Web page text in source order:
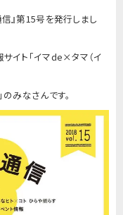
』第15号を発行しまし
イト「イマde×タマ（イ
みなさんです。